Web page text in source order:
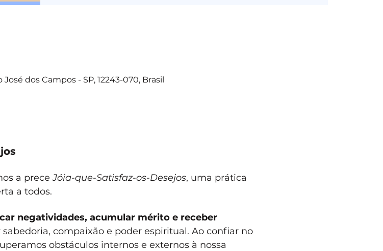
José dos Campos - SP, 12243-070, Brasil
a prece Jóia-que-Satisfaz-os-Desejos, uma prática
a todos.
negatividades, acumular mérito e receber
compaixão e poder espiritual. Ao confiar no
obstáculos internos e externos à nossa